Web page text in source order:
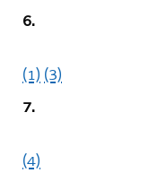
6.
(1) (3)
7.
(4)